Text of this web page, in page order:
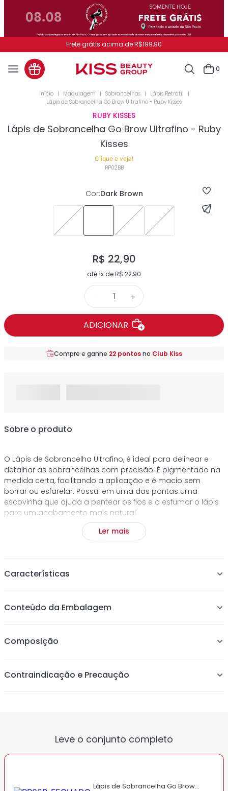
Frete grátis acima de R$199,90
0
Maquiagem Sobrancelhas
Lápis Retrátil
Lápis de Sobrancelha Go Brow Ultrafino - Ruby Kisses
RUBY KISSES
Lápis de Sobrancelha Go Brow Ultrafino - Ruby
Kisses
Clique e veja!
RP02BB
Cor:Dark Brown
R$ 22,90
até1x deR$ 22,90
＋
ADICIONAR
Compre e ganhe 22pontosno Club Kiss
Sobre o produto
O Lápis de Sobrancelha Ultrafino, é ideal para delinear e
detalhar as sobrancelhas com precisão. É pigmentado na
medida certa, facilitando a aplicação e é macio sem
borrar ou esfarelar. Possui em uma das pontas uma
escovinha que ajuda a pentear os fios e a esfumar o lápis
para um acabamento mais natural.
Ler mais
Características
Ponta muito precisa e fininha que facilita o desenho das
sobre o produto e não borrando ou esfarelando.
Escovinha bem precisa que ajuda a pentear os pelinhos
Vegano e livre de crueldade animal
Disponível em 4 cores, Black Brown, Dark Brown,
Conteúdo da Embalagem
Composição
Contraindicação e Precaução
Leve o conjunto completo
Lápis de Sobrancelha Go Brow